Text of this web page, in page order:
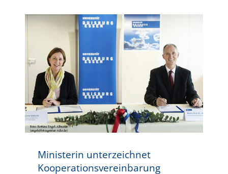
Ministerin unterzeichnet
Kooperationsvereinbarung